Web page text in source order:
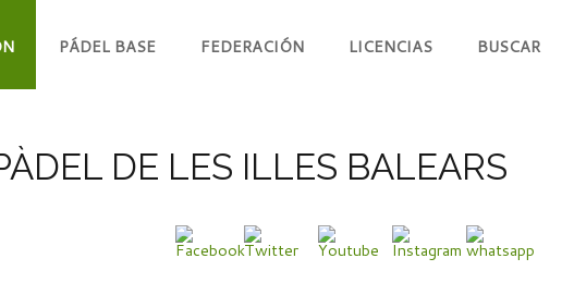
PÁDEL BASE FEDERACIÓN LICENCIAS BUSCAR
DE LES ILLES BALEARS